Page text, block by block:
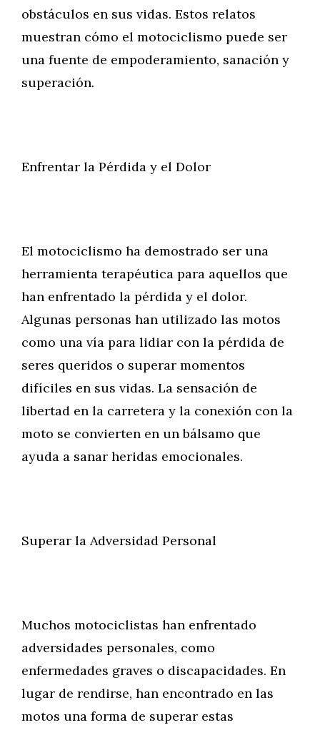
obstáculos en sus vidas. Estos relatos
muestran cómo el motociclismo puede ser
una fuente de empoderamiento, sanación y
superación.
Enfrentar la Pérdida y el Dolor
El motociclismo ha demostrado ser una
herramienta terapéutica para aquellos que
han enfrentado la pérdida y el dolor.
Algunas personas han utilizado las motos
como una vía para lidiar con la pérdida de
seres queridos o superar momentos
difíciles en sus vidas. La sensación de
libertad en la carretera y la conexión con la
moto se convierten en un bálsamo que
ayuda a sanar heridas emocionales.
Superar la Adversidad Personal
Muchos motociclistas han enfrentado
adversidades personales, como
enfermedades graves o discapacidades. En
lugar de rendirse, han encontrado en las
motos una forma de superar estas